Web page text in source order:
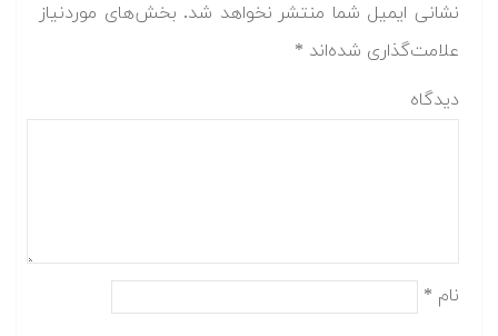
نشانی ایمیل شما منتشر نخواهد شد. بخش‌های موردنیاز
علامت‌گذاری شده‌اند *
دیدگاه
نام *